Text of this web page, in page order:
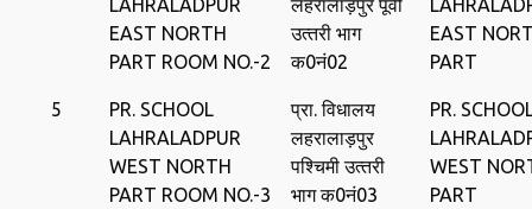
LAHRALADPUR
EAST NORTH
PART ROOM NO.-2
लहरालाड़पुर पूर्वी
उत्‍तरी भाग
क0नं02
EAST
PART
5
PR. SCHOOL
LAHRALADPUR
WEST NORTH
PART ROOM NO.-3
प्रा. विधालय
लहरालाड़पुर
पश्चिमी उत्‍तरी
भाग क0नं03
PR.
WEST
PART